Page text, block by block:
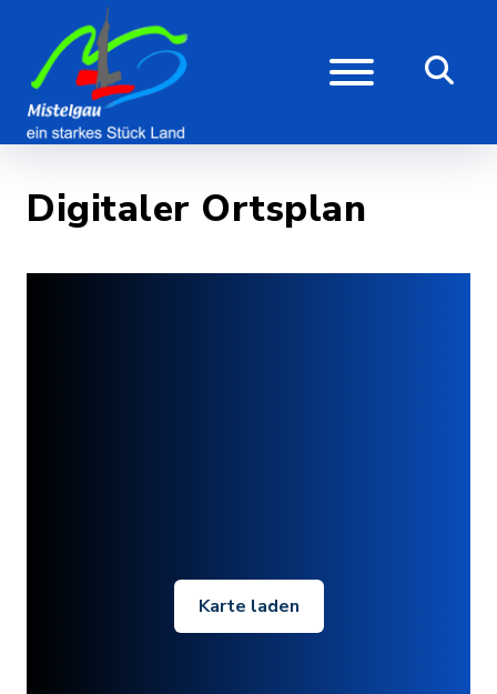
Digitaler Ortsplan
Karte laden